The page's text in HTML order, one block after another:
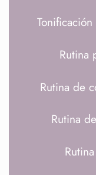
Rutina
Rutina de
Rutina